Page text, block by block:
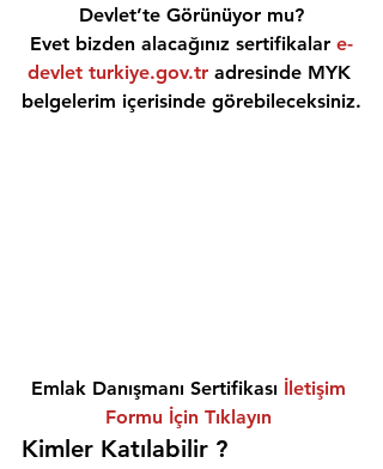
Devlet’te Görünüyor mu?
Evet bizden alacağınız sertifikalar e-
devlet turkiye.gov.tr adresinde MYK
belgelerim içerisinde görebileceksiniz.
Emlak Danışmanı Sertifikası İletişim
Formu İçin Tıklayın
Kimler Katılabilir ?